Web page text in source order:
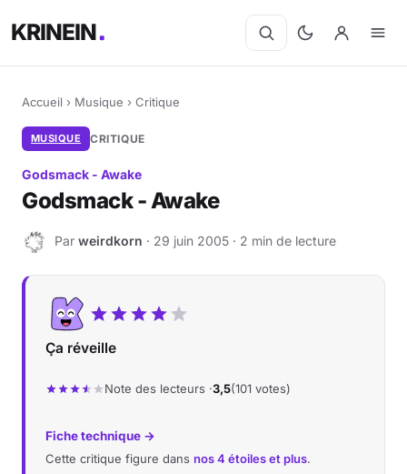
KRINEIN
Accueil › Musique › Critique
MUSIQUE CRITIQUE
Godsmack - Awake
Godsmack - Awake
W Par weirdkorn · 29 juin 2005 · 2 min de lecture
Ça réveille
Note des lecteurs ·3,5(101 votes)
Fiche technique →
Cette critique figure dans nos 4 étoiles et plus.